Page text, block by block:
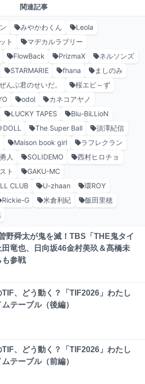
関連記事
みやかわくん
Leola
ト
マヂカルラブリー
FlowBack PrizmaX
ネルソンズ
STARMARIE fhana
ましのみ
んぶ君のせいだ。
桜エビ～ず
odol
カネコアヤノ
LUCKY TAPES
Blu-BiLLioN
DOLL The Super Ball
須澤紀信
Maison book girl
ラフレクラン
人 SOLIDEMO
西村ヒロチョ
ト
GAKU-MC
CLUB
U-zhaan
環ROY
Rickie-G 米倉利紀
飯田里穂
野舜太が鬼を滅！TBS「THE鬼タイ
田竜也、日向坂46金村美玖＆髙橋未
も参戦
TIF、どう動く？「TIF2026」わたし
テーブル（後編）
TIF、どう動く？「TIF2026」わたし
テーブル（前編）